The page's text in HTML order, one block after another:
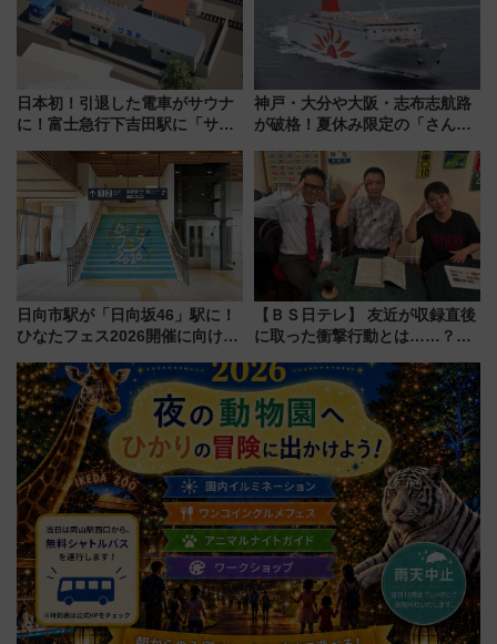
日本初！引退した電車がサウナ
に！富士急行下吉田駅に「サ電
業 行き交う電車の音や振動を
感じながら「ととのう」新感覚
神戸・大分や大阪・志布志航路
が破格！夏休み限定の「さんふ
ート 夕朝食ビュッフェ付きで
快適な船旅はいかが？
日向市駅が「日向坂46」駅に！
ひなたフェス2026開催に向けJR
全力応援 夜行列車「ドリーム
おひさま号」も走る
【ＢＳ日テレ】 友近が収録直後
に取った衝撃行動とは……？
で極上の夏祭り鉄道旅を放送